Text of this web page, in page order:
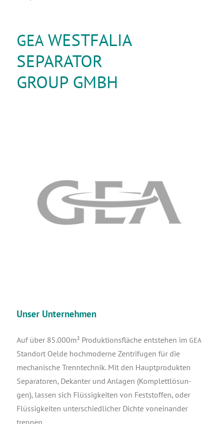
GEAWESTFALIA
SEPARATOR
GROUP GMBH
Unser Unternehmen
Auf über 85.000m² Pro­duk­ti­ons­flä­che ent­ste­hen imGEA
Stand­ort Oel­de hoch­mo­der­ne Zen­tri­fu­gen für die
mecha­ni­sche Trenn­tech­nik. Mit den Haupt­pro­duk­ten
Sepa­ra­to­ren, Dekan­ter und Anla­gen (Kom­plett­lö­sun­
gen), las­sen sich Flüs­sig­kei­ten von Fest­stof­fen, oder
Flüs­sig­kei­ten unter­schied­li­cher Dich­te von­ein­an­der